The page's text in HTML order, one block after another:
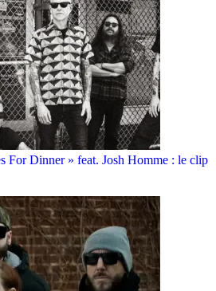
For Dinner » feat. Josh Homme : le clip